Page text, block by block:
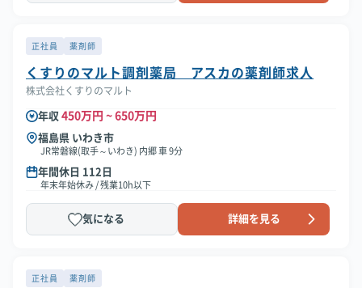
正社員 薬剤師
くすりのマルト調剤薬局 アスカの薬剤師求人
株式会社くすりのマルト
年収 450万円 ~ 650万円
福島県 いわき市
JR常磐線(取手～いわき) 内郷 車 9分
年間休日 112日
年末年始休み / 残業10h以下
気になる 詳細を見る
正社員 薬剤師